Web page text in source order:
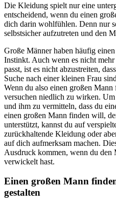
Die Kleidung spielt nur eine
entscheidend, wenn du einen
dich darin wohlfühlen. Denn nur
selbstsicher aufzutreten und den
Große Männer haben häufig
Instinkt. Auch wenn es nicht
passt, ist es nicht abzustreiten,
Suche nach einer kleinen Frau
Wenn du also einen großen
versuchen niedlich zu wirken.
und ihm zu vermitteln, dass du
einen großen Mann finden will,
unterstützt, kannst du auf
zurückhaltende Kleidung oder
auf dich aufmerksam machen.
Ausdruck kommen, wenn du den
verwickelt hast.
Einen großen Mann
gestalten